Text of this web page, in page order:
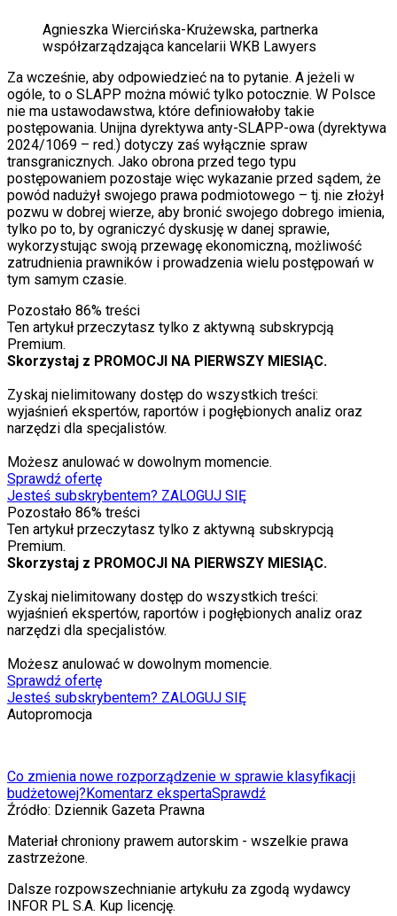
Agnieszka Wiercińska-Krużewska, partnerka
współzarządzająca kancelarii WKB Lawyers
Za wcześnie, aby odpowiedzieć na to pytanie. A jeżeli w
ogóle, to o SLAPP można mówić tylko potocznie. W Polsce
nie ma ustawodawstwa, które definiowałoby takie
postępowania. Unijna dyrektywa anty-SLAPP-owa (dyrektywa
2024/1069 – red.) dotyczy zaś wyłącznie spraw
transgranicznych. Jako obrona przed tego typu
postępowaniem pozostaje więc wykazanie przed sądem, że
powód nadużył swojego prawa podmiotowego – tj. nie złożył
pozwu w dobrej wierze, aby bronić swojego dobrego imienia,
tylko po to, by ograniczyć dyskusję w danej sprawie,
wykorzystując swoją przewagę ekonomiczną, możliwość
zatrudnienia prawników i prowadzenia wielu postępowań w
tym samym czasie.
Pozostało 86% treści
Ten artykuł przeczytasz tylko z aktywną subskrypcją
Premium.
Skorzystaj z PROMOCJI NA PIERWSZY MIESIĄC.
Zyskaj nielimitowany dostęp do wszystkich treści:
wyjaśnień ekspertów, raportów i pogłębionych analiz oraz
narzędzi dla specjalistów.
Możesz anulować w dowolnym momencie.
Sprawdź ofertę
Jesteś subskrybentem? ZALOGUJ SIĘ
Pozostało 86% treści
Ten artykuł przeczytasz tylko z aktywną subskrypcją
Premium.
Skorzystaj z PROMOCJI NA PIERWSZY MIESIĄC.
Zyskaj nielimitowany dostęp do wszystkich treści:
wyjaśnień ekspertów, raportów i pogłębionych analiz oraz
narzędzi dla specjalistów.
Możesz anulować w dowolnym momencie.
Sprawdź ofertę
Jesteś subskrybentem? ZALOGUJ SIĘ
Autopromocja
Co zmienia nowe rozporządzenie w sprawie klasyfikacji
budżetowej?Komentarz ekspertaSprawdź
Źródło: Dziennik Gazeta Prawna
Materiał chroniony prawem autorskim - wszelkie prawa
zastrzeżone.
Dalsze rozpowszechnianie artykułu za zgodą wydawcy
INFOR PL S.A. Kup licencję.